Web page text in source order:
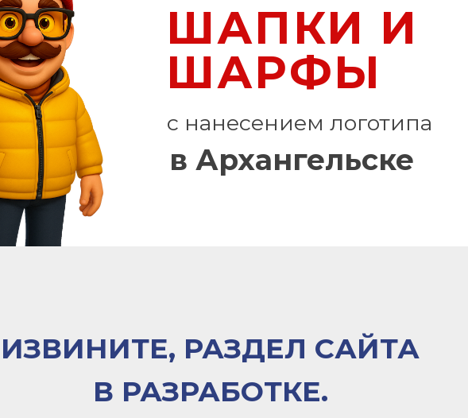
ШАПКИ И
ШАРФЫ
с нанесением логотипа
в Архангельске
ИЗВИНИТЕ, РАЗДЕЛ САЙТА
В РАЗРАБОТКЕ.